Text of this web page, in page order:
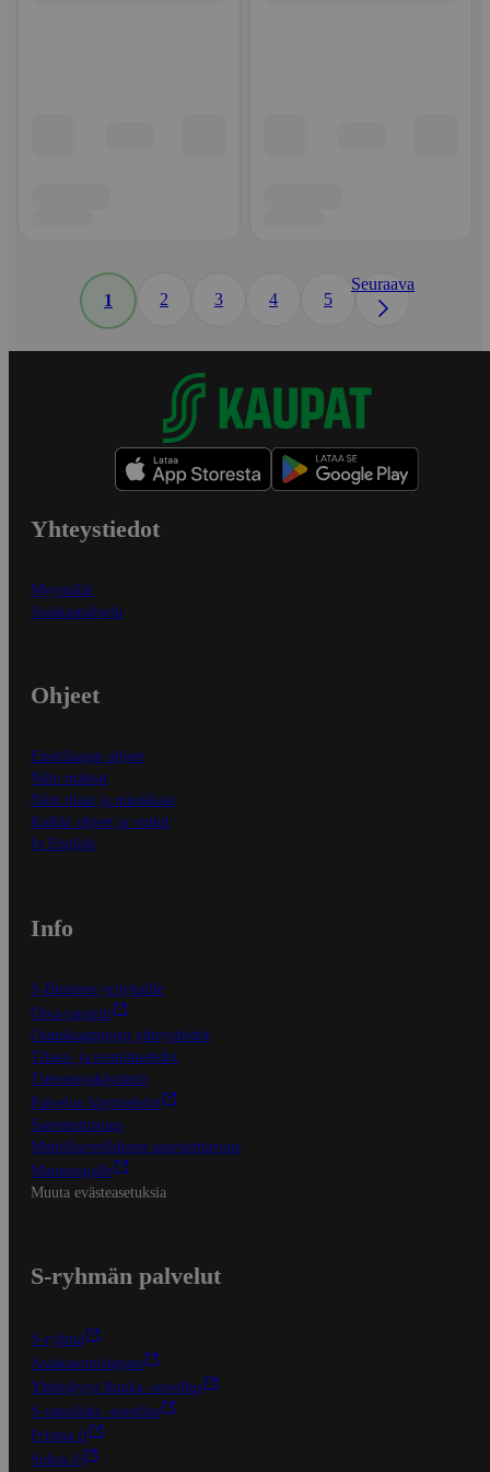
1 2 3 4 5
Seuraava
Yhteystiedot
Myymälät
Asiakaspalvelu
Ohjeet
Ensitilaajan ohjeet
Näin maksat
Näin tilaat ja muokkaat
Kaikki ohjeet ja vinkit
In English
Info
S-Business yrityksille
Oiva-raportit
Osuuskauppojen yhteystiedot
Tilaus- ja toimitusehdot
Tietosuojakäytäntö
Palvelun käyttöehdot
Saavutettavuus
Mobiilisovelluksen saavutettavuus
Mainostajalle
Muuta evästeasetuksia
S-ryhmän palvelut
S-ryhmä
Asiakasomistajuus
Yhteishyvä Ruoka -sovellus
S-ostoslista -sovellus
Prisma.fi
Sokos.fi